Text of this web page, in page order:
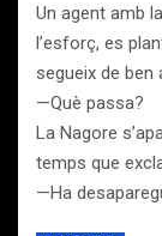
Un agent amb
l’esforç, es
segueix de ben
—Què passa?
La Nagore
temps que
—Ha